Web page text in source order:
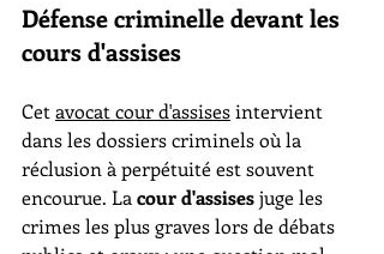
Défense criminelle devant les
cours d'assises
Cet avocat cour d'assises intervient
dans les dossiers criminels où la
réclusion à perpétuité est souvent
encourue. La cour d'assises juge les
crimes les plus graves lors de débats